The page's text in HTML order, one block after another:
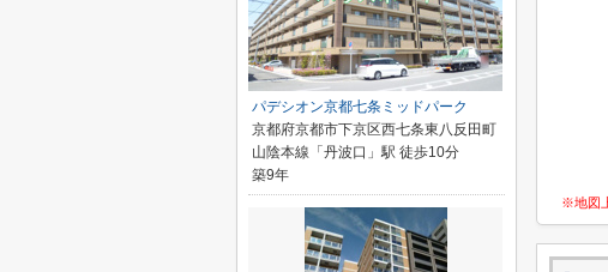
※地図
パデシオン京都七条ミッドパーク
京都府京都市下京区西七条東八反田町
山陰本線「丹波口」駅 徒歩10分
築9年